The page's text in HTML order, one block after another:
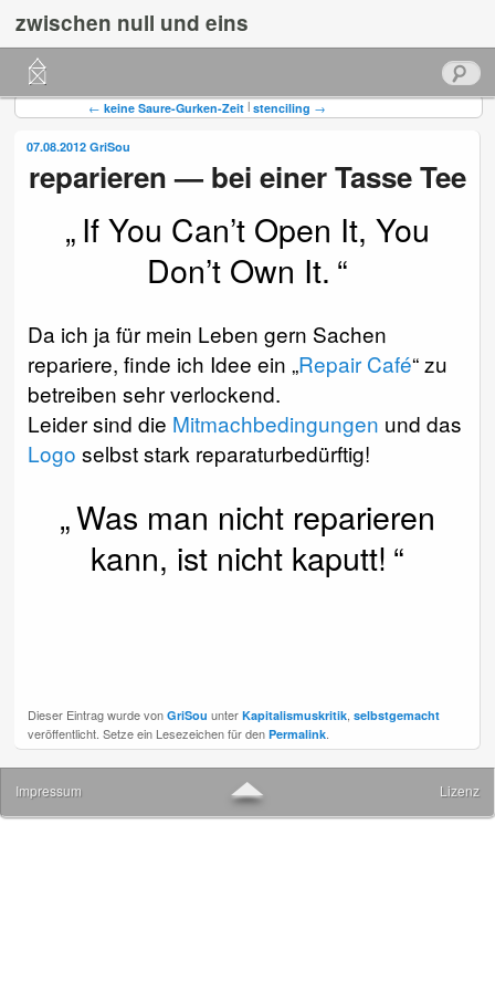
zwischen null und eins
Hauptmenü
Zum
primären
Inhalt
Zum
sekundären
Inhalt
Suchen
Beitragsnavigation← keine Saure-Gurken-Zeit | stenciling →
reparieren — bei einer Tasse Tee
07.08.2012 GriSou
If You Can’t Open It, You
Don’t Own It.
Da ich ja für mein Leben gern Sachen
repariere, finde ich Idee ein „Repair Café“ zu
betreiben sehr verlockend.
Leider sind die Mitmachbedingungen und das
Logo selbst stark reparaturbedürftig!
Was man nicht reparieren
kann, ist nicht kaputt!
Dieser Eintrag wurde vonGriSou unterKapitalismuskritik ,selbstgemacht
veröffentlicht. Setze ein Lesezeichen für denPermalink
Impressum ▲ Lizenz